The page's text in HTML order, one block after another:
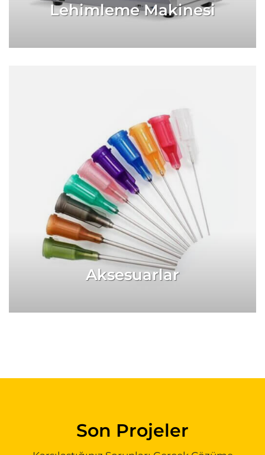
Lehimleme Makinesi
Aksesuarlar
Son Projeler